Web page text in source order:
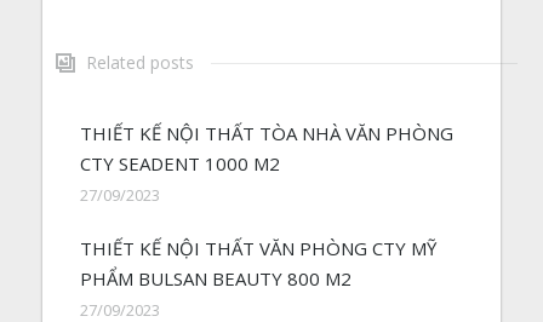
Related posts
THIẾT KẾ NỘI THẤT TÒA NHÀ VĂN PHÒNG
CTY SEADENT 1000 M2
27/09/2023
THIẾT KẾ NỘI THẤT VĂN PHÒNG CTY MỸ
PHẨM BULSAN BEAUTY 800 M2
27/09/2023